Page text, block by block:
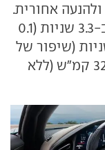
מאוזנת בין הצירים (50-50) ולהנעה אחורית.
היא מאיצה מעמידה ל-100 קמ"ש ב-3.3 שניות (0.1
ל-200 קמ"ש ב-9 שניות (שיפור של
0.3) ומגיעה למהירות מרבית של 320 קמ"ש (ללא